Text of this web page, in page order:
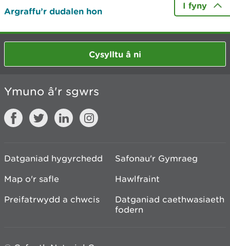
Argraffu’r dudalen hon
I fyny
Cysylltu â ni
Ymuno â'r sgwrs
Datganiad hygyrchedd
Safonau'r Gymraeg
Map o'r safle
Hawlfraint
Preifatrwydd a chwcis
Datganiad caethwasiaeth
fodern